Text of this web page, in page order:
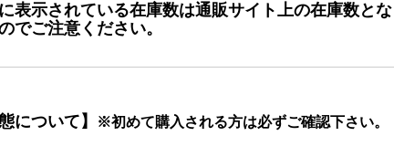
表示されている在庫数は通販サイト上の在庫数と
でご注意ください。
について】 ※初めて購入される方は必ずご確認下さい。